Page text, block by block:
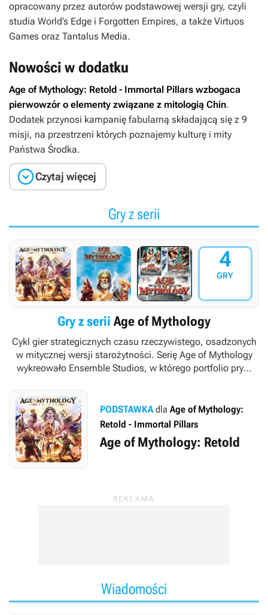
opracowany przez autorów podstawowej wersji gry, czyli
studia World’s Edge i Forgotten Empires, a także Virtuos
Games oraz Tantalus Media.
Nowości w dodatku
Age of Mythology: Retold - Immortal Pillars wzbogaca
pierwowzór o elementy związane z mitologią Chin.
Dodatek przynosi kampanię fabularną składającą się z 9
misji, na przestrzeni których poznajemy kulturę i mity
Państwa Środka.
Czytaj więcej
Gry z serii
4
GRY
Gry z serii Age of Mythology
Cykl gier strategicznych czasu rzeczywistego, osadzonych
w mitycznej wersji starożytności. Serię Age of Mythology
wykreowało Ensemble Studios, w którego portfolio prym
w historii marki zapisały się również takie zespoły, jak
SkyBox Labs, World’s Edge i Forgotten Empires.
PODSTAWKAdla Age of Mythology:
Retold - Immortal Pillars
Age of Mythology: Retold
Wiadomości